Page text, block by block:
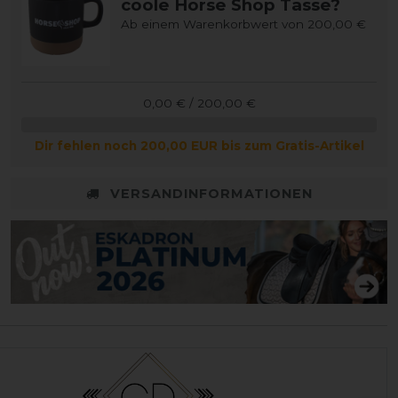
coole Horse Shop Tasse?
Ab einem Warenkorbwert von 200,00 €
0,00 € / 200,00 €
Dir fehlen noch 200,00 EUR bis zum Gratis-Artikel
VERSANDINFORMATIONEN